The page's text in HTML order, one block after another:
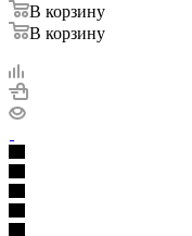
В корзину
В корзину